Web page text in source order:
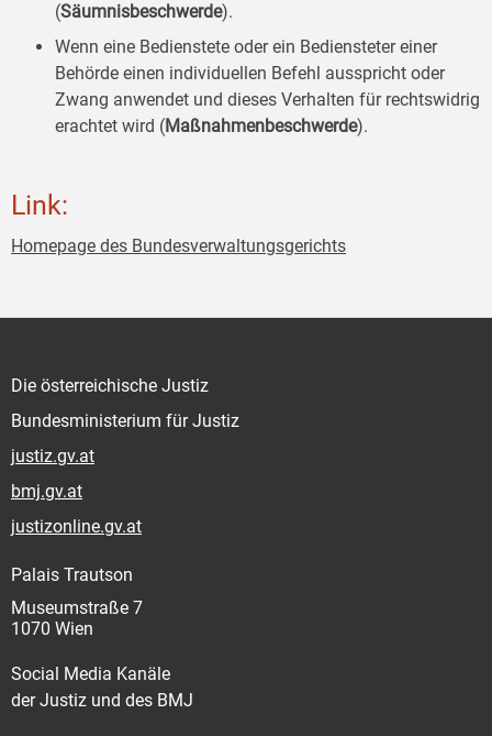
(Säumnisbeschwerde).
Wenn eine Bedienstete oder ein Bediensteter einer
Behörde einen individuellen Befehl ausspricht oder
Zwang anwendet und dieses Verhalten für rechtswidrig
erachtet wird (Maßnahmenbeschwerde).
Link:
Homepage des Bundesverwaltungsgerichts
Die österreichische Justiz
Bundesministerium für Justiz
justiz.gv.at
bmj.gv.at
justizonline.gv.at
Palais Trautson
Museumstraße 7
1070 Wien
Social Media Kanäle
der Justiz und des BMJ